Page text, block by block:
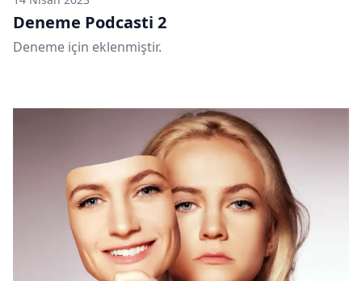
Deneme Podcasti 2
Deneme için eklenmiştir.